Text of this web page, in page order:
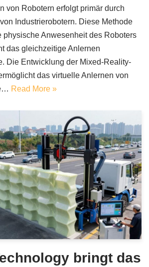
von Robotern erfolgt primär durch
Industrierobotern. Diese Methode
physische Anwesenheit des Roboters
das gleichzeitige Anlernen
Die Entwicklung der Mixed-Reality-
das virtuelle Anlernen von
Read More »
bringt das